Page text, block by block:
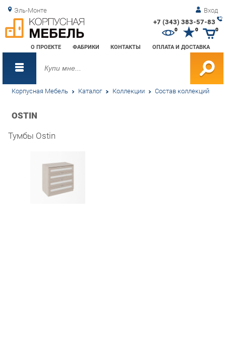
Эль-Монте Вход
+7 (343) 383-57-83
О ПРОЕКТЕ ФАБРИКИ КОНТАКТЫ ОПЛАТА И ДОСТАВКА
0 0
Корпусная Мебель Каталог Коллекции Состав коллекций
OSTIN
Тумбы Ostin